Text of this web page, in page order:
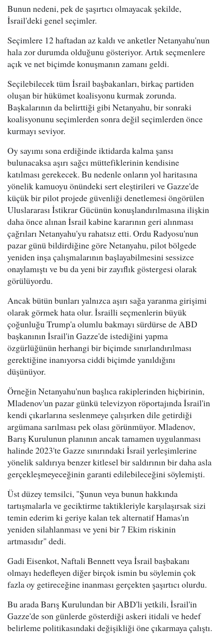
Bunun nedeni, pek de şaşırtıcı olmayacak şekilde,
İsrail'deki genel seçimler.
Seçimlere 12 haftadan az kaldı ve anketler Netanyahu'nun
hala zor durumda olduğunu gösteriyor. Artık seçmenlere
açık ve net biçimde konuşmanın zamanı geldi.
Seçilebilecek tüm İsrail başbakanları, birkaç partiden
oluşan bir hükümet koalisyonu kurmak zorunda.
Başkalarının da belirttiği gibi Netanyahu, bir sonraki
koalisyonunu seçimlerden sonra değil seçimlerden önce
kurmayı seviyor.
Oy sayımı sona erdiğinde iktidarda kalma şansı
bulunacaksa aşırı sağcı müttefiklerinin kendisine
katılması gerekecek. Bu nedenle onların yol haritasına
yönelik kamuoyu önündeki sert eleştirileri ve Gazze'de
küçük bir pilot projede güvenliği denetlemesi öngörülen
Uluslararası İstikrar Gücünün konuşlandırılmasına ilişkin
daha önce alınan İsrail kabine kararının geri alınması
çağrıları Netanyahu'yu rahatsız etti. Ordu Radyosu'nun
pazar günü bildirdiğine göre Netanyahu, pilot bölgede
yeniden inşa çalışmalarının başlayabilmesini sessizce
onaylamıştı ve bu da yeni bir zayıflık göstergesi olarak
görülüyordu.
Ancak bütün bunları yalnızca aşırı sağa yaranma girişimi
olarak görmek hata olur. İsrailli seçmenlerin büyük
çoğunluğu Trump'a olumlu bakmayı sürdürse de ABD
başkanının İsrail'in Gazze'de istediğini yapma
özgürlüğünün herhangi bir biçimde sınırlandırılması
gerektiğine inanıyorsa ciddi biçimde yanıldığını
düşünüyor.
Örneğin Netanyahu'nun başlıca rakiplerinden hiçbirinin,
Mladenov'un pazar günkü televizyon röportajında İsrail'in
kendi çıkarlarına seslenmeye çalışırken dile getirdiği
argümana sarılması pek olası görünmüyor. Mladenov,
Barış Kurulunun planının ancak tamamen uygulanması
halinde 2023'te Gazze sınırındaki İsrail yerleşimlerine
yönelik saldırıya benzer kitlesel bir saldırının bir daha asla
gerçekleşmeyeceğinin garanti edilebileceğini söylemişti.
Üst düzey temsilci, "Şunun veya bunun hakkında
tartışmalarla ve geciktirme taktikleriyle karşılaşırsak sizi
temin ederim ki geriye kalan tek alternatif Hamas'ın
yeniden silahlanması ve yeni bir 7 Ekim riskinin
artmasıdır" dedi.
Gadi Eisenkot, Naftali Bennett veya İsrail başbakanı
olmayı hedefleyen diğer birçok ismin bu söylemin çok
fazla oy getireceğine inanması gerçekten şaşırtıcı olurdu.
Bu arada Barış Kurulundan bir ABD'li yetkili, İsrail'in
Gazze'de son günlerde gösterdiği askeri itidali ve hedef
belirleme politikasındaki değişikliği öne çıkarmaya çalıştı.